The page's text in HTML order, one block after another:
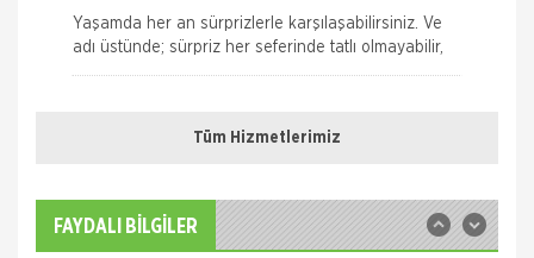
Yaşamda her an sürprizlerle karşılaşabilirsiniz. Ve
adı üstünde; sürpriz her seferinde tatlı olmayabilir,
risk taşıyabilir. Yolda yürürken, evde ya da iş yeriniz
Ferdi Kaza Sigortası
akışı içinde uğrayabileceğiniz pek çok kaza
nedeniyle sizin ve aileniz
Sompo Sigorta
Tüm Hizmetlerimiz
FAYDALI BİLGİLER
ONLİNE Dask Prim Hesaplama
Trafik Hasarı için Gerekli Bilgiler
Yangın Hasarı ile ilgili Bilgiler